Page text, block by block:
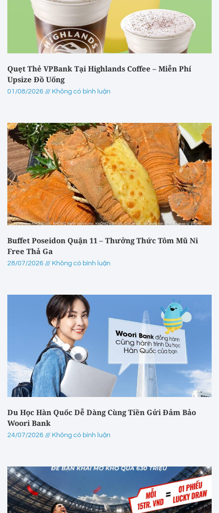
Quẹt Thẻ VPBank Tại Highlands Coffee – Miễn Phí
Upsize Đồ Uống
01/08/2026 Không có bình luận
Buffet Poseidon Quận 11 – Thưởng Thức Tôm Mũ Ni
Free Thả Ga
28/07/2026 Không có bình luận
Du Học Hàn Quốc Dễ Dàng Cùng Tiền Gửi Đảm Bảo
Woori Bank
24/07/2026 Không có bình luận